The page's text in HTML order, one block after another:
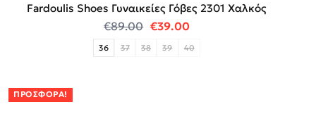
Fardoulis Shoes Γυναικείες Γόβες 2301 Χαλκός
€89.00 Original price was: €89.00.
€39.00Η τρέχουσα τιμή
36 37 38 39 40
ΠΡΟΣΦΟΡΆ!